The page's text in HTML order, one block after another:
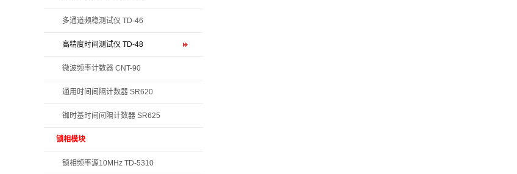
多通道频稳测试仪 TD-46
高精度时间测试仪 TD-48
微波频率计数器 CNT-90
通用时间间隔计数器 SR620
铷时基时间间隔计数器 SR625
锁相模块
锁相频率源10MHz TD-5310